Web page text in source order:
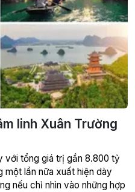
linh Xuân Trường
với tổng giá trị gần 8.800 tỷ
một lần nữa xuất hiện dày
nếu chỉ nhìn vào những hợp